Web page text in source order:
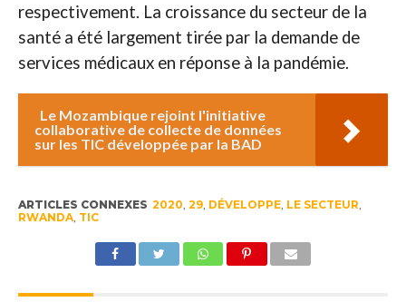
respectivement. La croissance du secteur de la
santé a été largement tirée par la demande de
services médicaux en réponse à la pandémie.
Le Mozambique rejoint l'initiative
collaborative de collecte de données
sur les TIC développée par la BAD
ARTICLES CONNEXES 2020 29, DÉVELOPPE, LE SECTEUR
RWANDA, TIC